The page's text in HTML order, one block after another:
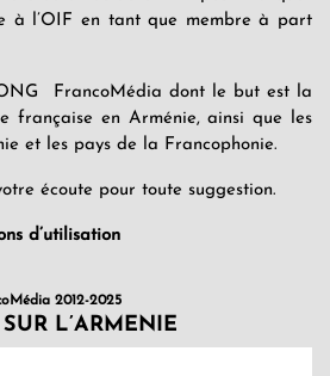
à l’OIF en tant que membre à part
FrancoMédia dont le but est la
française en Arménie, ainsi que les
et les pays de la Francophonie.
écoute pour toute suggestion.
d’utilisation
2012-2025
L’ARMENIE